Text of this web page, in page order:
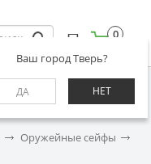
Ваш город Тверь?
ДА НЕТ
0
Оружейные сейфы